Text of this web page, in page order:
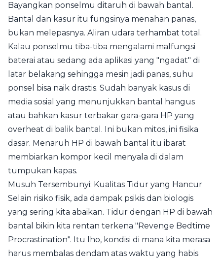
Bayangkan ponselmu ditaruh di bawah bantal.
Bantal dan kasur itu fungsinya menahan panas,
bukan melepasnya. Aliran udara terhambat total.
Kalau ponselmu tiba-tiba mengalami malfungsi
baterai atau sedang ada aplikasi yang "ngadat" di
latar belakang sehingga mesin jadi panas, suhu
ponsel bisa naik drastis. Sudah banyak kasus di
media sosial yang menunjukkan bantal hangus
atau bahkan kasur terbakar gara-gara HP yang
overheat di balik bantal. Ini bukan mitos, ini fisika
dasar. Menaruh HP di bawah bantal itu ibarat
membiarkan kompor kecil menyala di dalam
tumpukan kapas.
Musuh Tersembunyi: Kualitas Tidur yang Hancur
Selain risiko fisik, ada dampak psikis dan biologis
yang sering kita abaikan. Tidur dengan HP di bawah
bantal bikin kita rentan terkena "Revenge Bedtime
Procrastination". Itu lho, kondisi di mana kita merasa
harus membalas dendam atas waktu yang habis